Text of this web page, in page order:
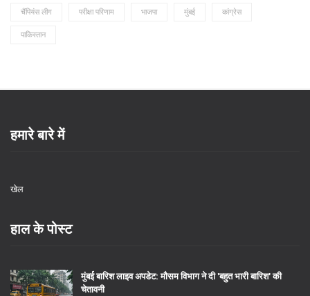
चैंपियंस लीग परीक्षा परिणाम भाजपा मुंबई कांग्रेस
पाकिस्तान
हमारे बारे में
खेल
हाल के पोस्ट
मुंबई बारिश लाइव अपडेट: मौसम विभाग ने दी 'बहुत भारी बारिश' की
चेतावनी